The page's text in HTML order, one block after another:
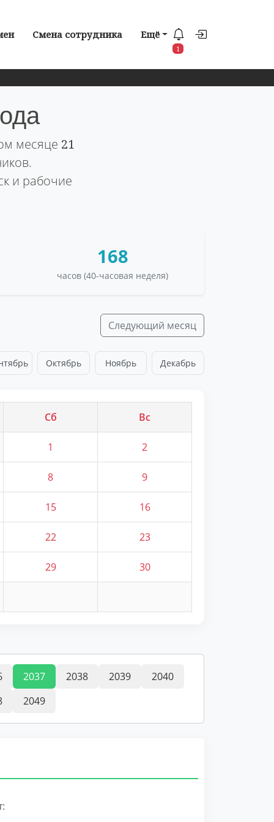
Смена сотрудника Ещё
1
месяце 21
и рабочие
168
часов (40-часовая неделя)
Следующий месяц
Октябрь Ноябрь Декабрь
Сб Вс
1 2
8 9
15 16
22 23
29 30
2037 2038 2039
2040
2049